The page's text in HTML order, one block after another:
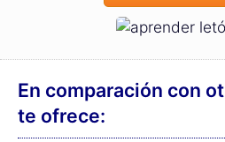
En comparación con
te ofrece: